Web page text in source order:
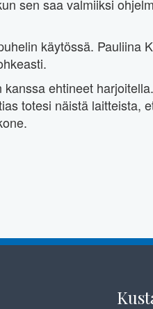
sen saa valmiiksi
käytössä. Pauliina
ehtineet
totesi näistä laitteista,